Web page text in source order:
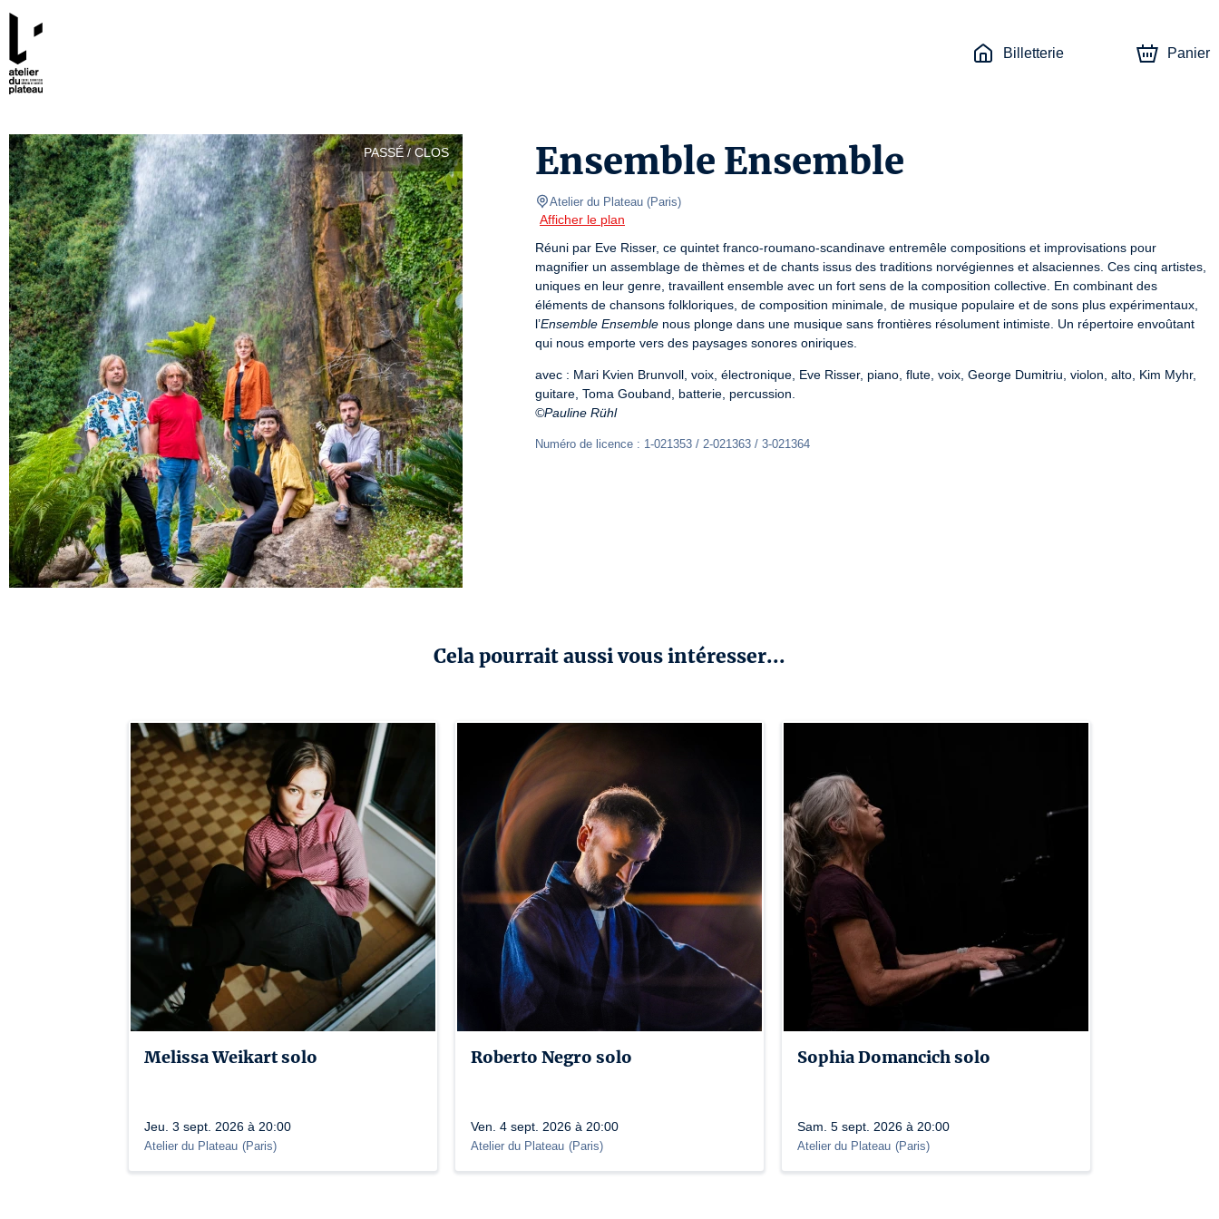
Billetterie Panier
PASSÉ / CLOS Ensemble Ensemble
Atelier du Plateau (Paris)
Afficher le plan
Réuni par Eve Risser, ce quintet franco-roumano-scandinave entremêle compositions et improvisations pour
magnifier un assemblage de thèmes et de chants issus des traditions norvégiennes et alsaciennes. Ces cinq artistes,
uniques en leur genre, travaillent ensemble avec un fort sens de la composition collective. En combinant des
éléments de chansons folkloriques, de composition minimale, de musique populaire et de sons plus expérimentaux,
l’Ensemble Ensemble nous plonge dans une musique sans frontières résolument intimiste. Un répertoire envoûtant
qui nous emporte vers des paysages sonores oniriques.
avec : Mari Kvien Brunvoll, voix, électronique, Eve Risser, piano, flute, voix, George Dumitriu, violon, alto, Kim Myhr,
©Pauline Rühl
Numéro de licence : 1-021353 / 2-021363 / 3-021364
Cela pourrait aussi vous intéresser...
Melissa Weikart solo
Jeu. 3 sept. 2026 à 20:00
Atelier du Plateau (Paris)
Roberto Negro solo
Ven. 4 sept. 2026 à 20:00
Atelier du Plateau (Paris)
Sophia Domancich solo
Sam. 5 sept. 2026 à 20:00
Atelier du Plateau (Paris)